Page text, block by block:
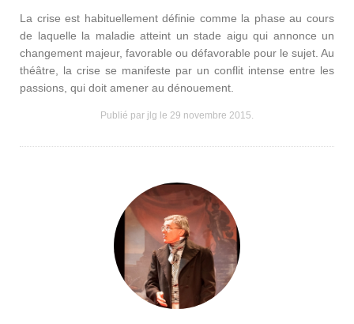
La crise est habituellement définie comme la phase au cours
de laquelle la maladie atteint un stade aigu qui annonce un
changement majeur, favorable ou défavorable pour le sujet. Au
théâtre, la crise se manifeste par un conflit intense entre les
passions, qui doit amener au dénouement.
Publié par jlg le 29 novembre 2015.